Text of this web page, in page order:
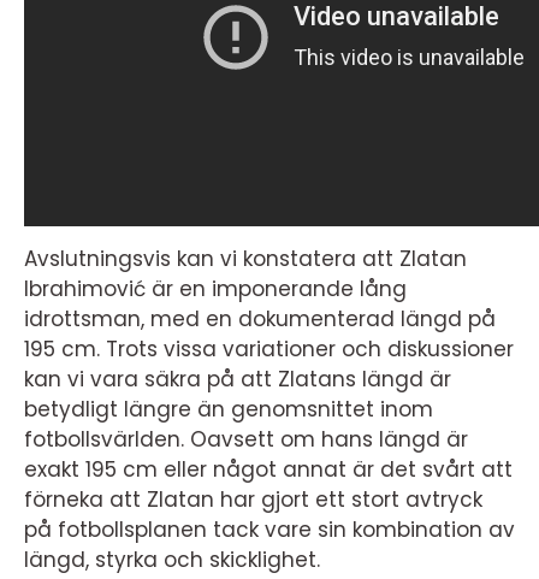
Avslutningsvis kan vi konstatera att Zlatan
Ibrahimović är en imponerande lång
idrottsman, med en dokumenterad längd på
195 cm. Trots vissa variationer och diskussioner
kan vi vara säkra på att Zlatans längd är
betydligt längre än genomsnittet inom
fotbollsvärlden. Oavsett om hans längd är
exakt 195 cm eller något annat är det svårt att
förneka att Zlatan har gjort ett stort avtryck
på fotbollsplanen tack vare sin kombination av
längd, styrka och skicklighet.